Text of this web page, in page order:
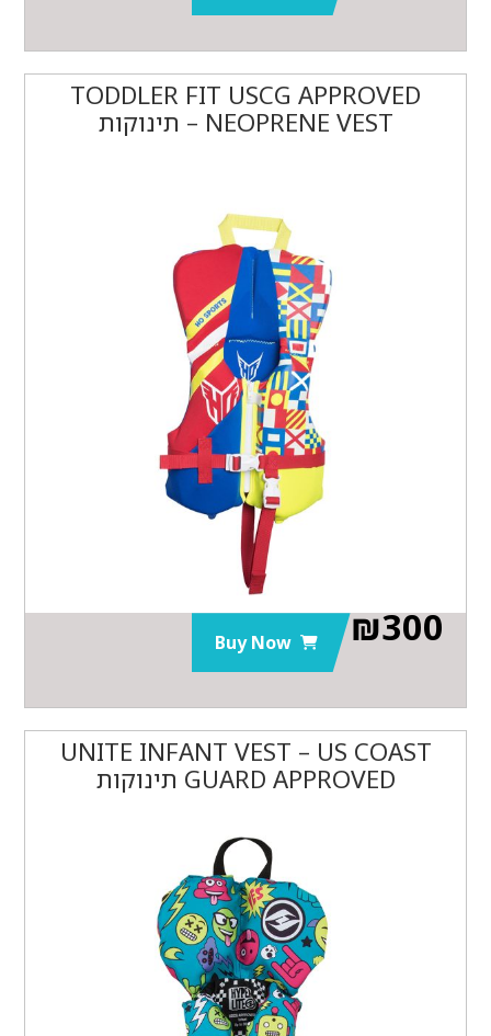
TODDLER FIT USCG APPROVED
NEOPRENE VEST – תינוקות
₪300
Buy Now
UNITE INFANT VEST – US COAST
GUARD APPROVED תינוקות